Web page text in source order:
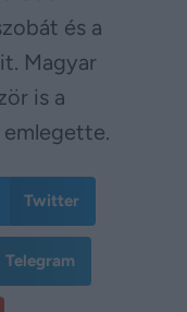
és a
Magyar
is a
Twitter
Telegram